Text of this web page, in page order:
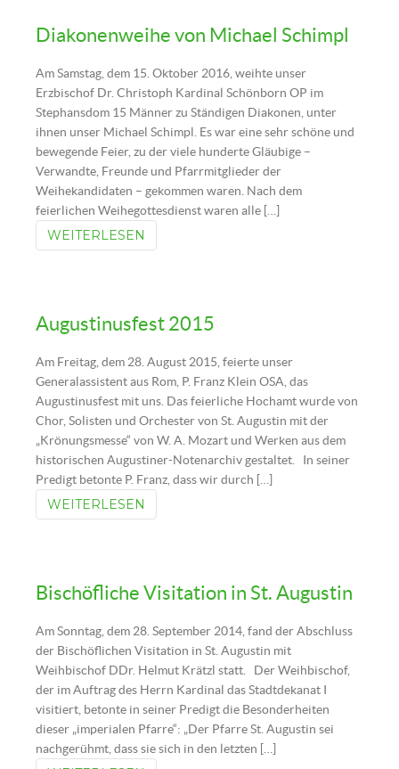
Diakonenweihe von Michael Schimpl
Am Samstag, dem 15. Oktober 2016, weihte unser
Erzbischof Dr. Christoph Kardinal Schönborn OP im
Stephansdom 15 Männer zu Ständigen Diakonen, unter
ihnen unser Michael Schimpl. Es war eine sehr schöne und
bewegende Feier, zu der viele hunderte Gläubige –
Verwandte, Freunde und Pfarrmitglieder der
Weihekandidaten – gekommen waren. Nach dem
feierlichen Weihegottesdienst waren alle […]
WEITERLESEN
Augustinusfest 2015
Am Freitag, dem 28. August 2015, feierte unser
Generalassistent aus Rom, P. Franz Klein OSA, das
Augustinusfest mit uns. Das feierliche Hochamt wurde von
Chor, Solisten und Orchester von St. Augustin mit der
„Krönungsmesse“ von W. A. Mozart und Werken aus dem
historischen Augustiner-Notenarchiv gestaltet. In seiner
Predigt betonte P. Franz, dass wir durch […]
WEITERLESEN
Bischöfliche Visitation in St. Augustin
Am Sonntag, dem 28. September 2014, fand der Abschluss
der Bischöflichen Visitation in St. Augustin mit
Weihbischof DDr. Helmut Krätzl statt. Der Weihbischof,
der im Auftrag des Herrn Kardinal das Stadtdekanat I
visitiert, betonte in seiner Predigt die Besonderheiten
dieser „imperialen Pfarre“: „Der Pfarre St. Augustin sei
nachgerühmt, dass sie sich in den letzten […]